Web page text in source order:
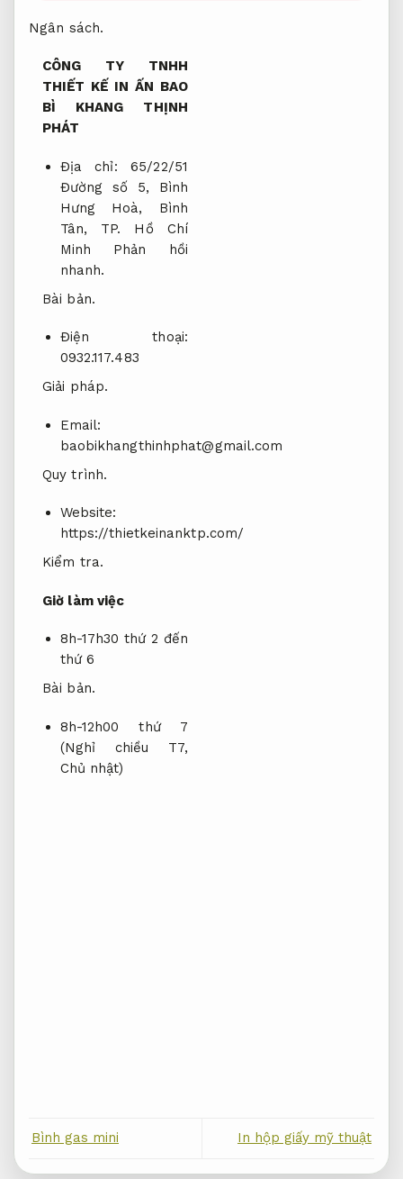
Ngân sách.
CÔNG TY TNHH
THIẾT KẾ IN ẤN BAO
BÌ KHANG THỊNH
PHÁT
Địa chỉ: 65/22/51
Đường số 5, Bình
Hưng Hoà, Bình
Tân, TP. Hồ Chí
Minh Phản hồi
nhanh.
Bài bản.
Điện thoại:
0932.117.483
Giải pháp.
Email:
baobikhangthinhphat@gmail.com
Quy trình.
Website:
https://thietkeinanktp.com/
Kiểm tra.
Giờ làm việc
8h-17h30 thứ 2 đến
thứ 6
Bài bản.
8h-12h00 thứ 7
(Nghỉ chiều T7,
Chủ nhật)
Bình gas mini In hộp giấy mỹ thuật